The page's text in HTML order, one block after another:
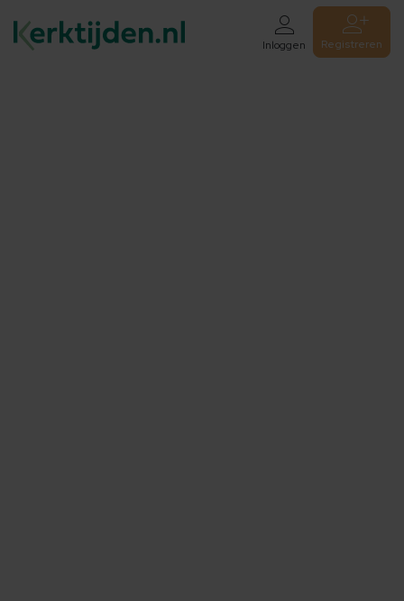
Inloggen Registreren